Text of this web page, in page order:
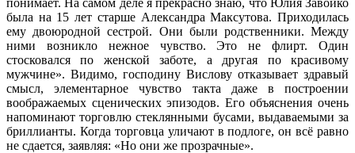
была на 15 лет старше Александра Максутова. Приходилась
ему двоюродной сестрой. Они были родственники. Между
ними возникло нежное чувство. Это не флирт. Один
стосковался по женской заботе, а другая по красивому
мужчине». Видимо, господину Вислову отказывает здравый
смысл, элементарное чувство такта даже в построении
воображаемых сценических эпизодов. Его объяснения очень
напоминают торговлю стеклянными бусами, выдаваемыми за
бриллианты. Когда торговца уличают в подлоге, он всё равно
не сдается, заявляя: «Но они же прозрачные».